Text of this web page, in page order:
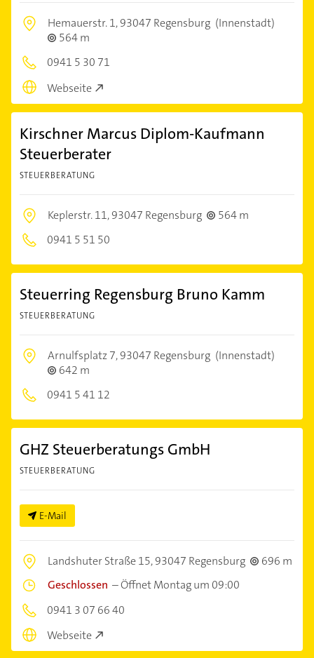
Hemauerstr. 1,93047 Regensburg (Innenstadt)
564 m
0941 5 30 71
Webseite
Kirschner Marcus Diplom-Kaufmann
Steuerberater
STEUERBERATUNG
Keplerstr. 11,93047 Regensburg
564 m
0941 5 51 50
Steuerring Regensburg Bruno Kamm
STEUERBERATUNG
Arnulfsplatz 7,93047 Regensburg (Innenstadt)
642 m
0941 5 41 12
GHZ Steuerberatungs GmbH
STEUERBERATUNG
E-Mail
Landshuter Straße 15,93047 Regensburg
696 m
Geschlossen –Öffnet Montag um 09:00
0941 3 07 66 40
Webseite